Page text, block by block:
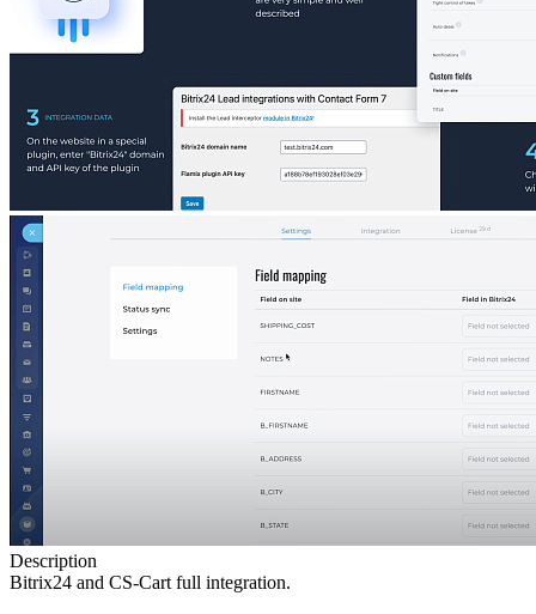
Description
Bitrix24 and CS-Cart full integration.